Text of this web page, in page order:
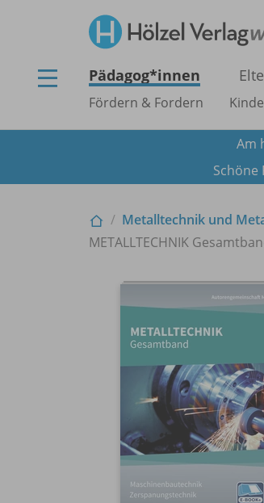
Pädagog*innen
Fördern & Fordern
Am
Metalltechnik und
METALLTECHNIK